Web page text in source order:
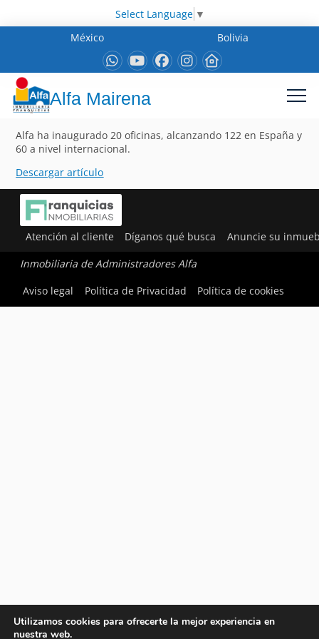
Select Language ▼
México
Bolivia
Alfa Mairena
Alfa ha inaugurado 20 oficinas, alcanzando 122 en España y
60 a nivel internacional.
Descargar artículo
Atención al cliente Díganos qué busca Anuncie su
Inmobiliaria de Administradores Alfa
Aviso legal
Política de Privacidad Política de cookies
Utilizamos cookies para ofrecerte la mejor experiencia en
nuestra web.